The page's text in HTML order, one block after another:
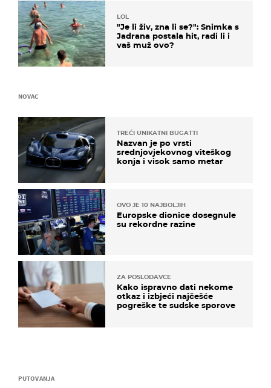
LOL
"Je li živ, zna li se?": Snimka s
Jadrana postala hit, radi li i
vaš muž ovo?
PUTOVANJA
NOVAC
TREĆI UNIKATNI BUGATTI
Nazvan je po vrsti
srednjovjekovnog viteškog
konja i visok samo metar
OVO JE 10 NAJBOLJIH
Europske dionice dosegnule
su rekordne razine
ZA POSLODAVCE
Kako ispravno dati nekome
otkaz i izbjeći najčešće
pogreške te sudske sporove